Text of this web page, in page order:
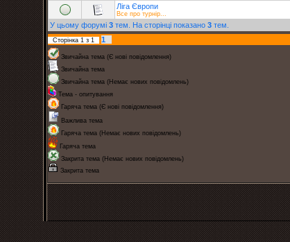
Ліга Європи
Все про турнір...
У цьому форумі 3 тем. На сторінці показано 3 тем.
Сторінка 1 з 1 1
Звичайна тема (Є нові повідомлення)
Звичайна тема
Звичайна тема (Немає нових повідомлень)
Тема - опитування
Гаряча тема (Є нові повідомлення)
Важлива тема
Гаряча тема (Немає нових повідомлень)
Гаряча тема
Закрита тема (Немає нових повідомлень)
Закрита тема